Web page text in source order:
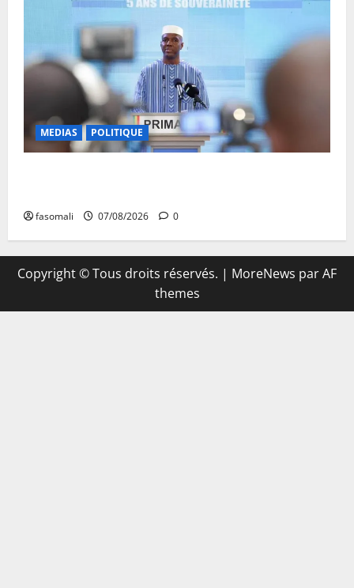
MEDIAS POLITIQUE
fasomali 07/08/2026 0
Copyright © Tous droits réservés. | MoreNews par AF
themes